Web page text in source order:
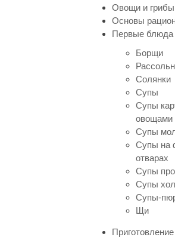
Овощи и грибы
Основы
Первые блюда
Борщи
Солянки
Супы
Супы
овощами
Супы
Супы на
отварах
Супы
Супы
Супы-
Щи